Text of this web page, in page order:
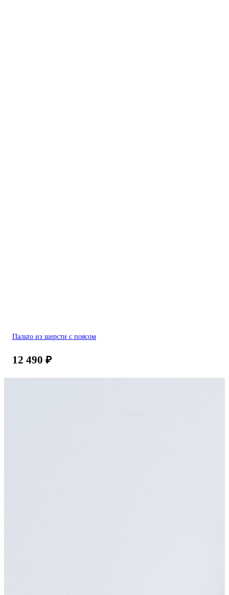
Пальто из шерсти с поясом
12 490 ₽